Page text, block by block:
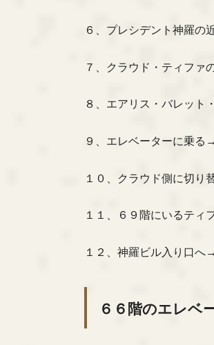
６、プレシデント神羅
７、クラウド・ティファ
８、エアリス・バレット
９、エレベーターに乗る→
１０、クラウド側に切り
１１、６９階にいるティ
１２、神羅ビル入り口へ
６６階のエレベ